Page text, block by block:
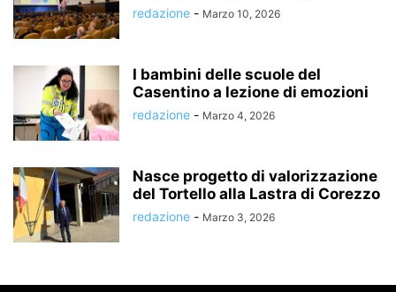
redazione - Marzo 10, 2026
I bambini delle scuole del
Casentino a lezione di emozioni
redazione - Marzo 4, 2026
Nasce progetto di valorizzazione
del Tortello alla Lastra di Corezzo
redazione - Marzo 3, 2026